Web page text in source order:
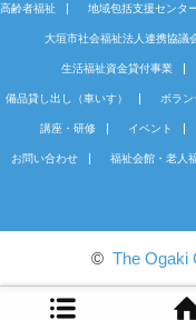
高齢者福祉 地域包括支援センタ
大垣市社会福祉法人連携協議
生活福祉資金貸付事業
備品貸し出し（車いす） ボラン
講座・研修 イベント
お問い合わせ 福祉会館・老人
© The Ogaki